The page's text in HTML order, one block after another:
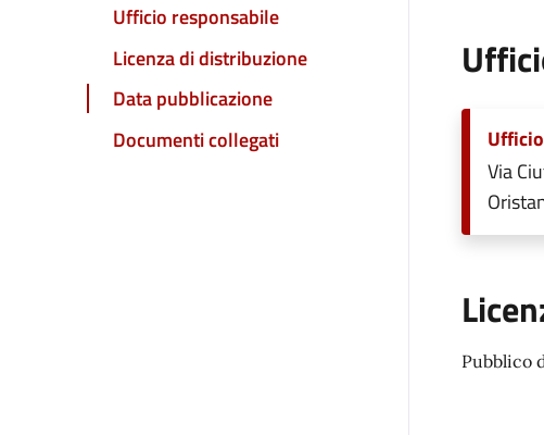
Ufficio responsabile
Licenza di distribuzione
Data pubblicazione
Documenti collegati
Via
Pubblico